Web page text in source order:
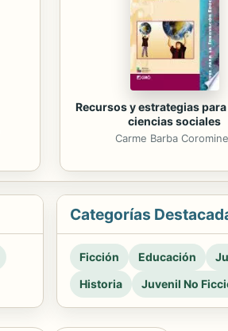
Recursos y estrategias
ciencias sociales
Carme Barba
Categorías
Ficción Educación
Historia
Juvenil No